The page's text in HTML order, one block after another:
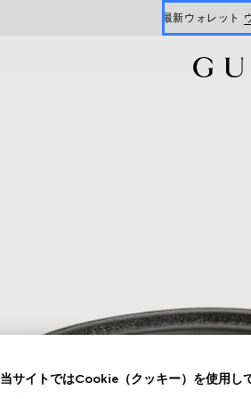
最新ウォレット
当サイトではCookie（クッキー）を使用し